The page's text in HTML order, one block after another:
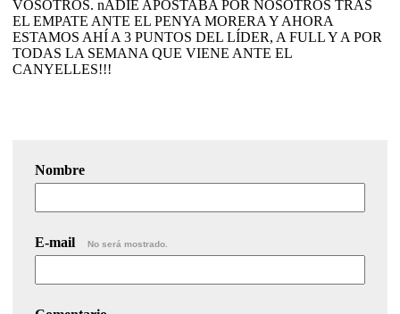
VOSOTROS. nADIE APOSTABA POR NOSOTROS TRAS
EL EMPATE ANTE EL PENYA MORERA Y AHORA
ESTAMOS AHÍ A 3 PUNTOS DEL LÍDER, A FULL Y A POR
TODAS LA SEMANA QUE VIENE ANTE EL
CANYELLES!!!
Nombre
E-mail No será mostrado.